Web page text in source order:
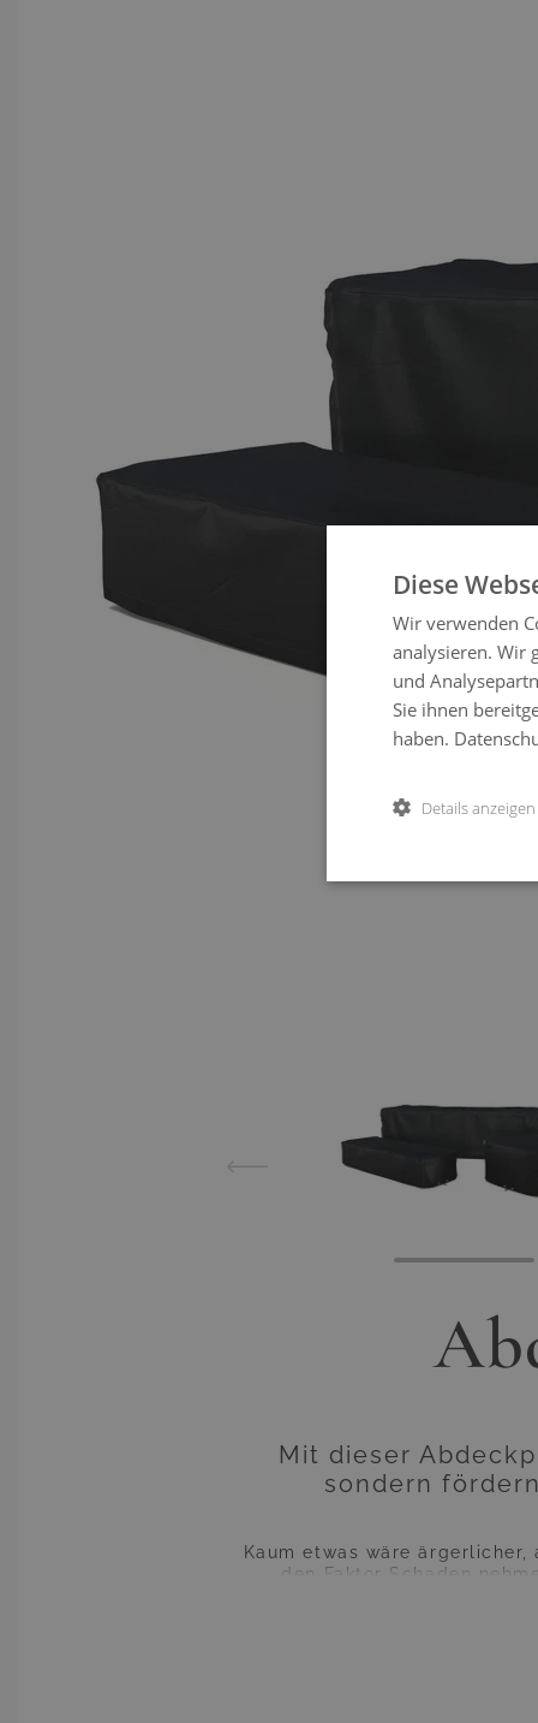
Mit dieser
sondern
Kaum etwas wäre
den Faktor Schaden
Sonnenstrahlen hektisch in
Möbel nicht
Diese
Wir verwenden
analysieren. Wir
und
Sie ihnen
haben.
Details anzeigen